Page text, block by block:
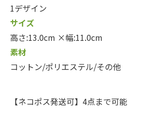
1デザイン
サイズ
高さ:13.0cm ×幅:11.0cm
素材
コットン/ポリエステル/その他
【ネコポス発送可】4点まで可能